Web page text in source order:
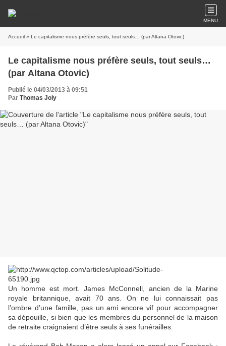
MENU
Accueil » Le capitalisme nous préfère seuls, tout seuls… (par Altana Otovic)
Le capitalisme nous préfère seuls, tout seuls…
(par Altana Otovic)
Publié le 04/03/2013 à 09:51
Par Thomas Joly
Un homme est mort. James McConnell, ancien de la Marine
royale britannique, avait 70 ans. On ne lui connaissait pas
l’ombre d’une famille, pas un ami encore vif pour accompagner
sa dépouille, si bien que les membres du personnel de la maison
de retraite craignaient d’être seuls à ses funérailles.